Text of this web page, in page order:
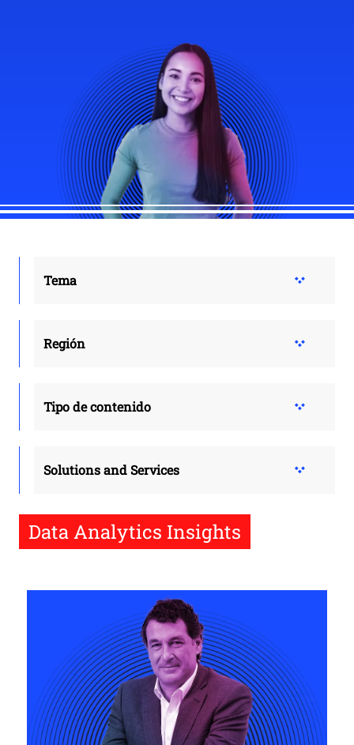
Tema
Región
Tipo de contenido
Solutions and Services
Data Analytics Insights